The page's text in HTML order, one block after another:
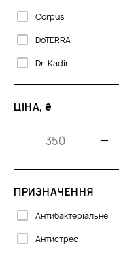
Corpus
DoTERRA
Dr. Kadir
Dr.Spiller
GIGI
La Biosthetique
ЦІНА, ₴
—
ПРИЗНАЧЕННЯ
Антибактеріальне
Антистрес